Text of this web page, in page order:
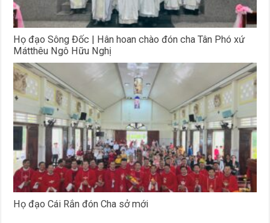
Họ đạo Sông Đốc | Hân hoan chào đón cha Tân Phó xứ
Mátthêu Ngô Hữu Nghị
Họ đạo Cái Rắn đón Cha sở mới